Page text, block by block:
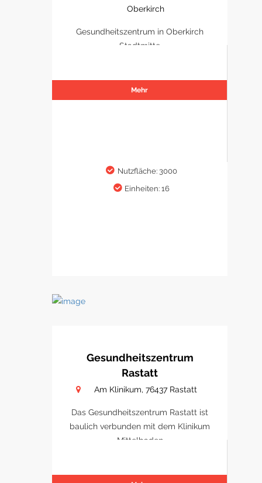
Oberkirch
Gesundheitszentrum in Oberkirch
Stadtmitte
Mehr
Nutzfläche: 3000
Einheiten: 16
Gesundheitszentrum
Rastatt
Am Klinikum, 76437 Rastatt
Das Gesundheitszentrum Rastatt ist
baulich verbunden mit dem Klinikum
Mittelbaden